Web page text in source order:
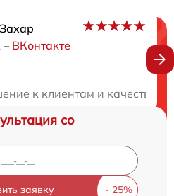
– ВКонтакте
к клиентам и качество
со
заявку